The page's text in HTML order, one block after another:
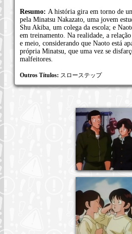
Resumo: A história gira em torno de
pela Minatsu Nakazato, uma jovem
Shu Akiba, um colega da escola; e
em treinamento. Na realidade, a
e meio, considerando que Naoto está
própria Minatsu, que uma vez se
malfeitores.
Outros Títulos: スローステップ